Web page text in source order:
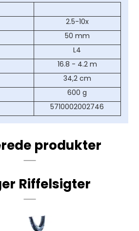
2.5-10x
50 mm
L4
16.8 - 4.2 m
34,2 cm
600 g
5710002002746
produkter
Riffelsigter